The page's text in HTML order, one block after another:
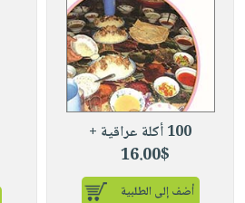
100 أكلة عراقية +
16.00$
أضف إلى الطلبية